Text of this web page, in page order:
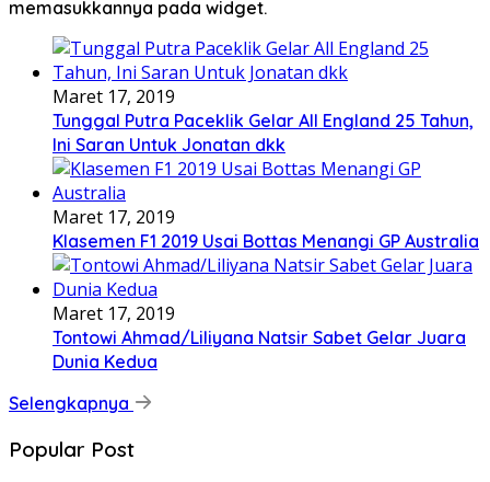
memasukkannya pada widget.
Maret 17, 2019
Tunggal Putra Paceklik Gelar All England 25 Tahun,
Ini Saran Untuk Jonatan dkk
Maret 17, 2019
Klasemen F1 2019 Usai Bottas Menangi GP Australia
Maret 17, 2019
Tontowi Ahmad/Liliyana Natsir Sabet Gelar Juara
Dunia Kedua
Selengkapnya
Popular Post